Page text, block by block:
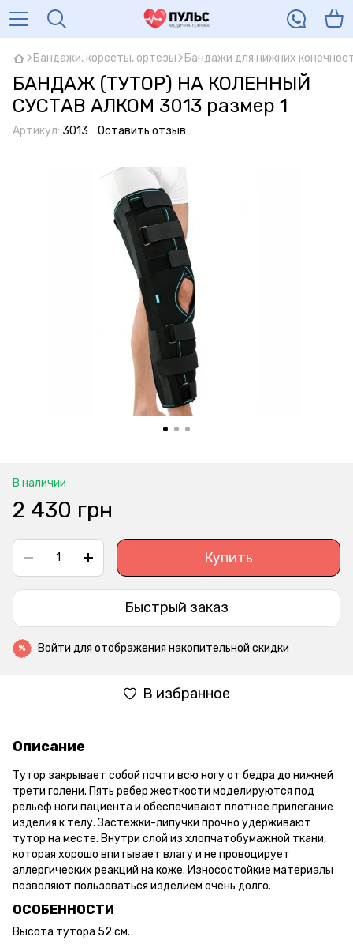
Бандажи, корсеты, ортезы Бандажи для нижних
БАНДАЖ (ТУТОР) НА КОЛЕННЫЙ
СУСТАВ АЛКОМ 3013 размер 1
Артикул: 3013 Оставить отзыв
В наличии
2 430 грн
Купить
Быстрый заказ
% Войти для отображения накопительной скидки
В избранное
Описание
Тутор закрывает собой почти всю ногу от бедра до нижней
трети голени. Пять ребер жесткости моделируются под
рельеф ноги пациента и обеспечивают плотное прилегание
изделия к телу. Застежки-липучки прочно удерживают
тутор на месте. Внутри слой из хлопчатобумажной ткани,
которая хорошо впитывает влагу и не провоцирует
аллергических реакций на коже. Износостойкие материалы
позволяют пользоваться изделием очень долго.
ОСОБЕННОСТИ
Высота тутора 52 см.